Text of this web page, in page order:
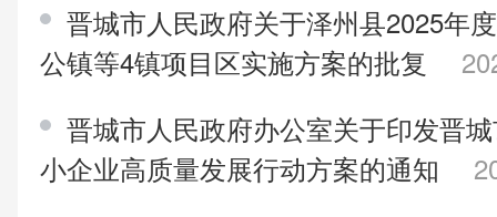
晋城市人民政府关于泽州县2025年
公镇等4镇项目区实施方案的批复
晋城市人民政府办公室关于印发晋
小企业高质量发展行动方案的通知